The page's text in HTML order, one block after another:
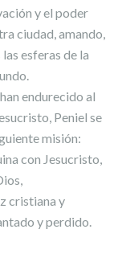
y el poder
ciudad, amando,
esferas de la
endurecido al
Peniel se
misión:
con Jesucristo,
cristiana y
y perdido.